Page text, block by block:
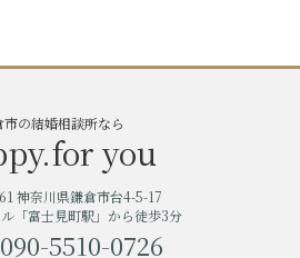
市の結婚相談所なら
you
神奈川県鎌倉市台4-5-17
「富士見町駅」から徒歩3分
5510-0726